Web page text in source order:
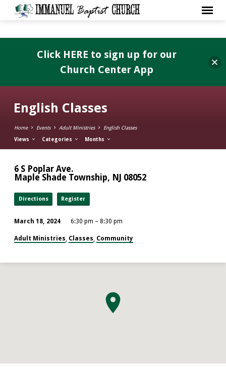
English Classes
Home Events Adult Ministries English Classes
Views Categories Months
6 S Poplar Ave.
Maple Shade Township, NJ 08052
Directions Register
March 18, 2024 6:30 pm – 8:30 pm
Adult Ministries, Classes, Community
Click HERE to sign up for our
Church Center App